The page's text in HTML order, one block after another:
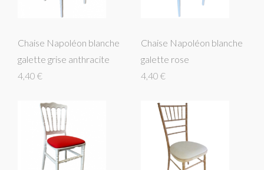
Chaise Napoléon blanche
galette grise anthracite
4,40 €
Chaise Napoléon blanche
galette rose
4,40 €